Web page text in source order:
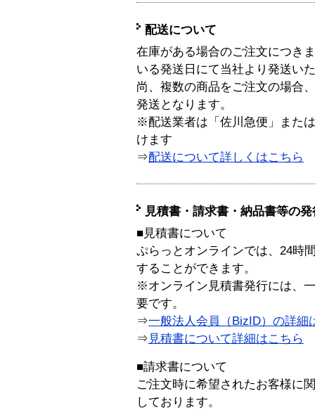
配送について
在庫がある場合のご注文につき
いる発送日にて当社より発送い
尚、複数の商品をご注文の場合
発送となります。
※配送業者は「佐川急便」また
けます
⇒配送について詳しくはこちら
見積書・請求書・納品書等の
■見積書について
ぷらっとオンラインでは、24時
することができます。
※オンライン見積書発行には、
要です。
⇒一般法人会員（BizID）の詳細
⇒ 見積書について詳細はこちら
■請求書について
ご注文時に希望されたお客様に
しております。